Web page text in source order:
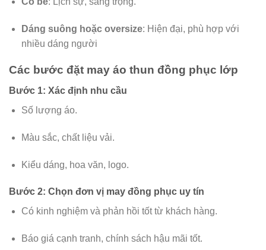
Dáng suông hoặc oversize: Hiện đại, phù hợp với
nhiều dáng người
Các bước đặt may áo thun đồng phục lớp
Bước 1: Xác định nhu cầu
Số lượng áo.
Màu sắc, chất liệu vải.
Kiểu dáng, hoa văn, logo.
Bước 2: Chọn đơn vị may đồng phục uy tín
Có kinh nghiệm và phản hồi tốt từ khách hàng.
Báo giá cạnh tranh, chính sách hậu mãi tốt.